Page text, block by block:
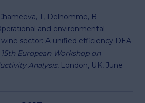
T, Delhomme, B
and environmental
sector: A unified efficiency DEA
15th European Workshop on
Analysis, London, UK, June